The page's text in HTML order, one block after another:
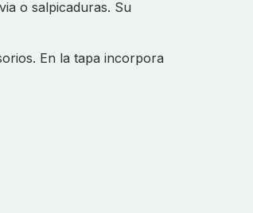
o salpicaduras. Su
En la tapa incorpora